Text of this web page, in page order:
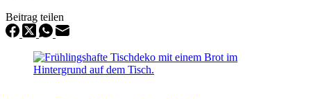
Beitrag teilen